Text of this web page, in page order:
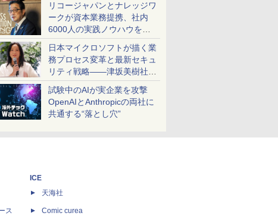
リコージャパンとナレッジワ
ークが資本業務提携、社内
6000人の実践ノウハウを生
かした「AI商談記録 for
RICOH」を展開へ
日本マイクロソフトが描く業
務プロセス変革と最新セキュ
リティ戦略――津坂美樹社長
が2027年度戦略を説明
試験中のAIが実企業を攻撃
OpenAIとAnthropicの両社に
共通する“落とし穴”
ス
ICE
天海社
Comic curea